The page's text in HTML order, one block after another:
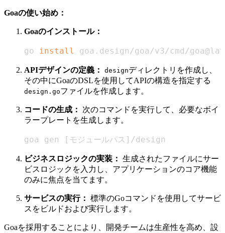
Goaの使い始め：
Goaのインストール：
go install goa.design/goa/v3/cmd/
APIデザインの定義： designディレクトリを作成し、
その中にGoaのDSLを使用してAPIの構造を指定する
design.goファイルを作成します。
コードの生成：
次のコマンドを実行して、必要なボイ
ラープレートを生成します。
goa gen [ モジュールパス ] /design
ビジネスロジックの実装： 生成されたファイルにサー
ビスロジックを入力し、アプリケーションのコア機能
のみに焦点を当てます。
サービスの実行： 標準のGoコマンドを使用してサービ
スをビルドおよび実行します。
Goaを採用することにより、開発チームは生産性を高め、設